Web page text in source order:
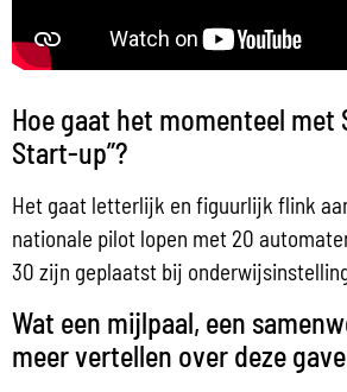
Hoe gaat het momenteel
Start-up”?
Het gaat letterlijk en figuurlijk flink
nationale pilot lopen met 20
30 zijn geplaatst bij
Wat een mijlpaal, een
meer vertellen over deze